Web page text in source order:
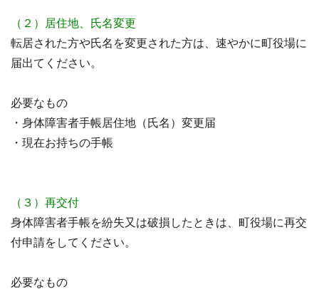
（２）居住地、氏名変更
転居された方や氏名を変更された方は、速やかに町役場に
届出てください。
必要なもの
・身体障害者手帳居住地（氏名）変更届
・現在お持ちの手帳
（３）再交付
身体障害者手帳を紛失又は破損したときは、町役場に再交
付申請をしてください。
必要なもの